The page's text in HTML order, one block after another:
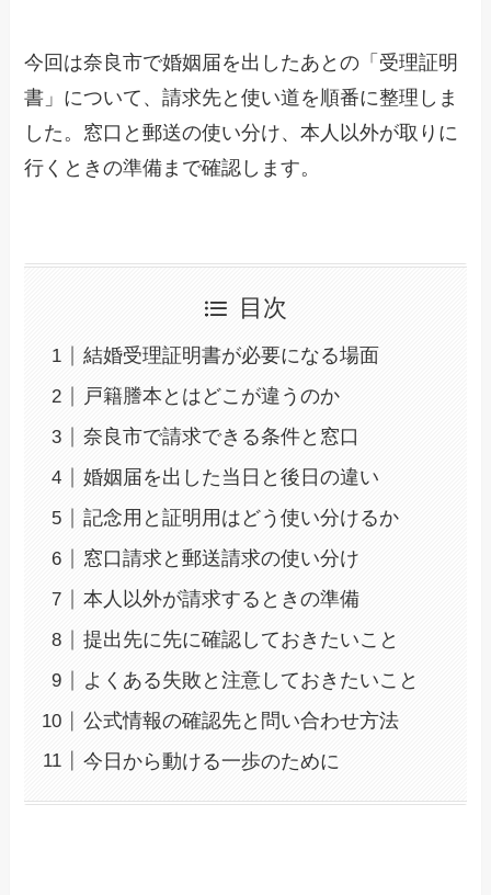
今回は奈良市で婚姻届を出したあとの「受理証明
書」について、請求先と使い道を順番に整理しま
した。窓口と郵送の使い分け、本人以外が取りに
行くときの準備まで確認します。
目次
結婚受理証明書が必要になる場面
戸籍謄本とはどこが違うのか
奈良市で請求できる条件と窓口
婚姻届を出した当日と後日の違い
記念用と証明用はどう使い分けるか
窓口請求と郵送請求の使い分け
本人以外が請求するときの準備
提出先に先に確認しておきたいこと
よくある失敗と注意しておきたいこと
公式情報の確認先と問い合わせ方法
今日から動ける一歩のために